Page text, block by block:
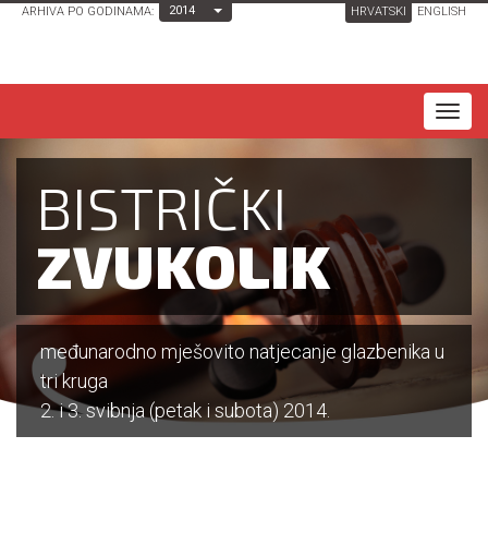
ARHIVA PO GODINAMA: 2014 Toggle Dropdown HRVATSKI ENGLISH
T
a
g
a
BISTRIČKI
ZVUKOLIK
međunarodno mješovito natjecanje glazbenika u
tri kruga
2. i 3. svibnja (petak i subota) 2014.